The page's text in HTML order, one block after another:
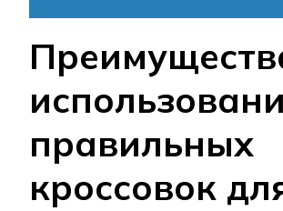
правильных
кроссовок